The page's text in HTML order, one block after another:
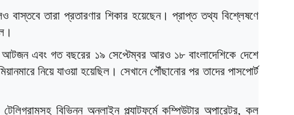
বাস্তবে তারা প্রতারণার শিকার হয়েছেন। প্রাপ্ত তথ্য বিশ্লেষণে
আটজন এবং গত বছরের ১৯ সেপ্টেম্বর আরও ১৮ বাংলাদেশিকে দেশে
নিয়ে যাওয়া হয়েছিল। সেখানে পৌঁছানোর পর তাদের পাসপোর্ট
বিভিন্ন অনলাইন প্ল্যাটফর্মে কম্পিউটার অপারেটর, কল